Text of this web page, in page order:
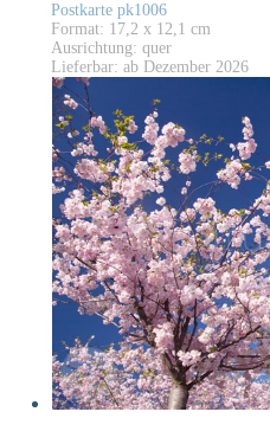
Postkarte pk1006
Format: 17,2 x 12,1 cm
Ausrichtung: quer
Lieferbar: ab Dezember 2026